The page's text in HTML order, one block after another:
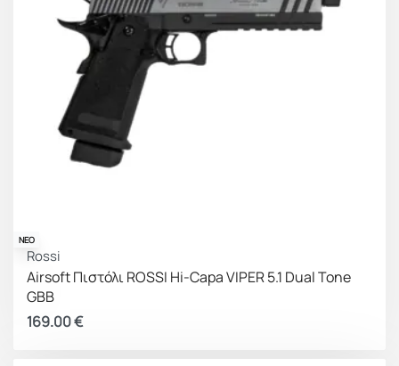
ΝΕΟ
Rossi
Airsoft Πιστόλι ROSSI Hi-Capa VIPER 5.1 Dual Tone
GBB
169.00€